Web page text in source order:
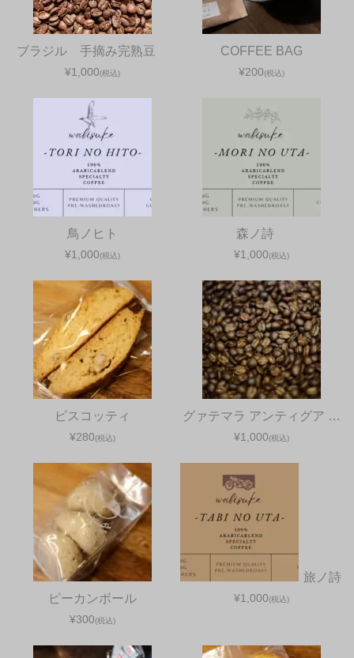
ブラジル 手摘み完熟豆
¥1,000(税込)
COFFEE BAG
¥200(税込)
鳥ノヒト
¥1,000(税込)
森ノ詩
¥1,000(税込)
ビスコッティ
¥280(税込)
グァテマラ アンティグア …
¥1,000(税込)
ピーカンボール
¥300(税込)
旅ノ詩
¥1,000(税込)